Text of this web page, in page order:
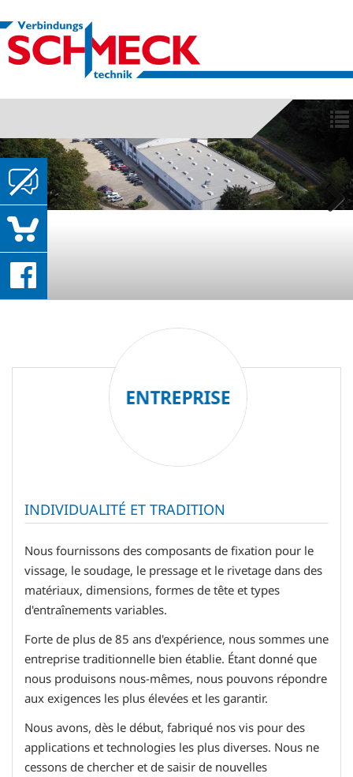
Previous
INDIVIDUALITÉ ET TRADITION
Nous fournissons des composants de fixation pour le
vissage, le soudage, le pressage et le rivetage dans des
matériaux, dimensions, formes de tête et types
d'entraînements variables.
Forte de plus de 85 ans d'expérience, nous sommes une
entreprise traditionnelle bien établie. Étant donné que
nous produisons nous-mêmes, nous pouvons répondre
aux exigences les plus élevées et les garantir.
Nous avons, dès le début, fabriqué nos vis pour des
applications et technologies les plus diverses. Nous ne
cessons de chercher et de saisir de nouvelles